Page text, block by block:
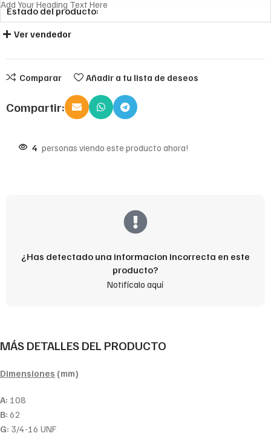
Estado del producto:
Add Your Heading Text Here
Ver vendedor
Comparar Añadir a tu lista de deseos
Compartir:
4 personas viendo este producto ahora!
¿Has detectado una informacion incorrecta en este
producto?
Notifícalo aquí
MÁS DETALLES DEL PRODUCTO
Dimensiones (mm)
A: 108
B: 62
G: 3/4-16 UNF